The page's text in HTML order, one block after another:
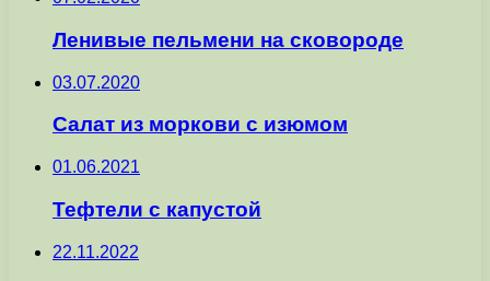
Ленивые пельмени на сковороде
03.07.2020
Салат из моркови с изюмом
01.06.2021
Тефтели с капустой
22.11.2022